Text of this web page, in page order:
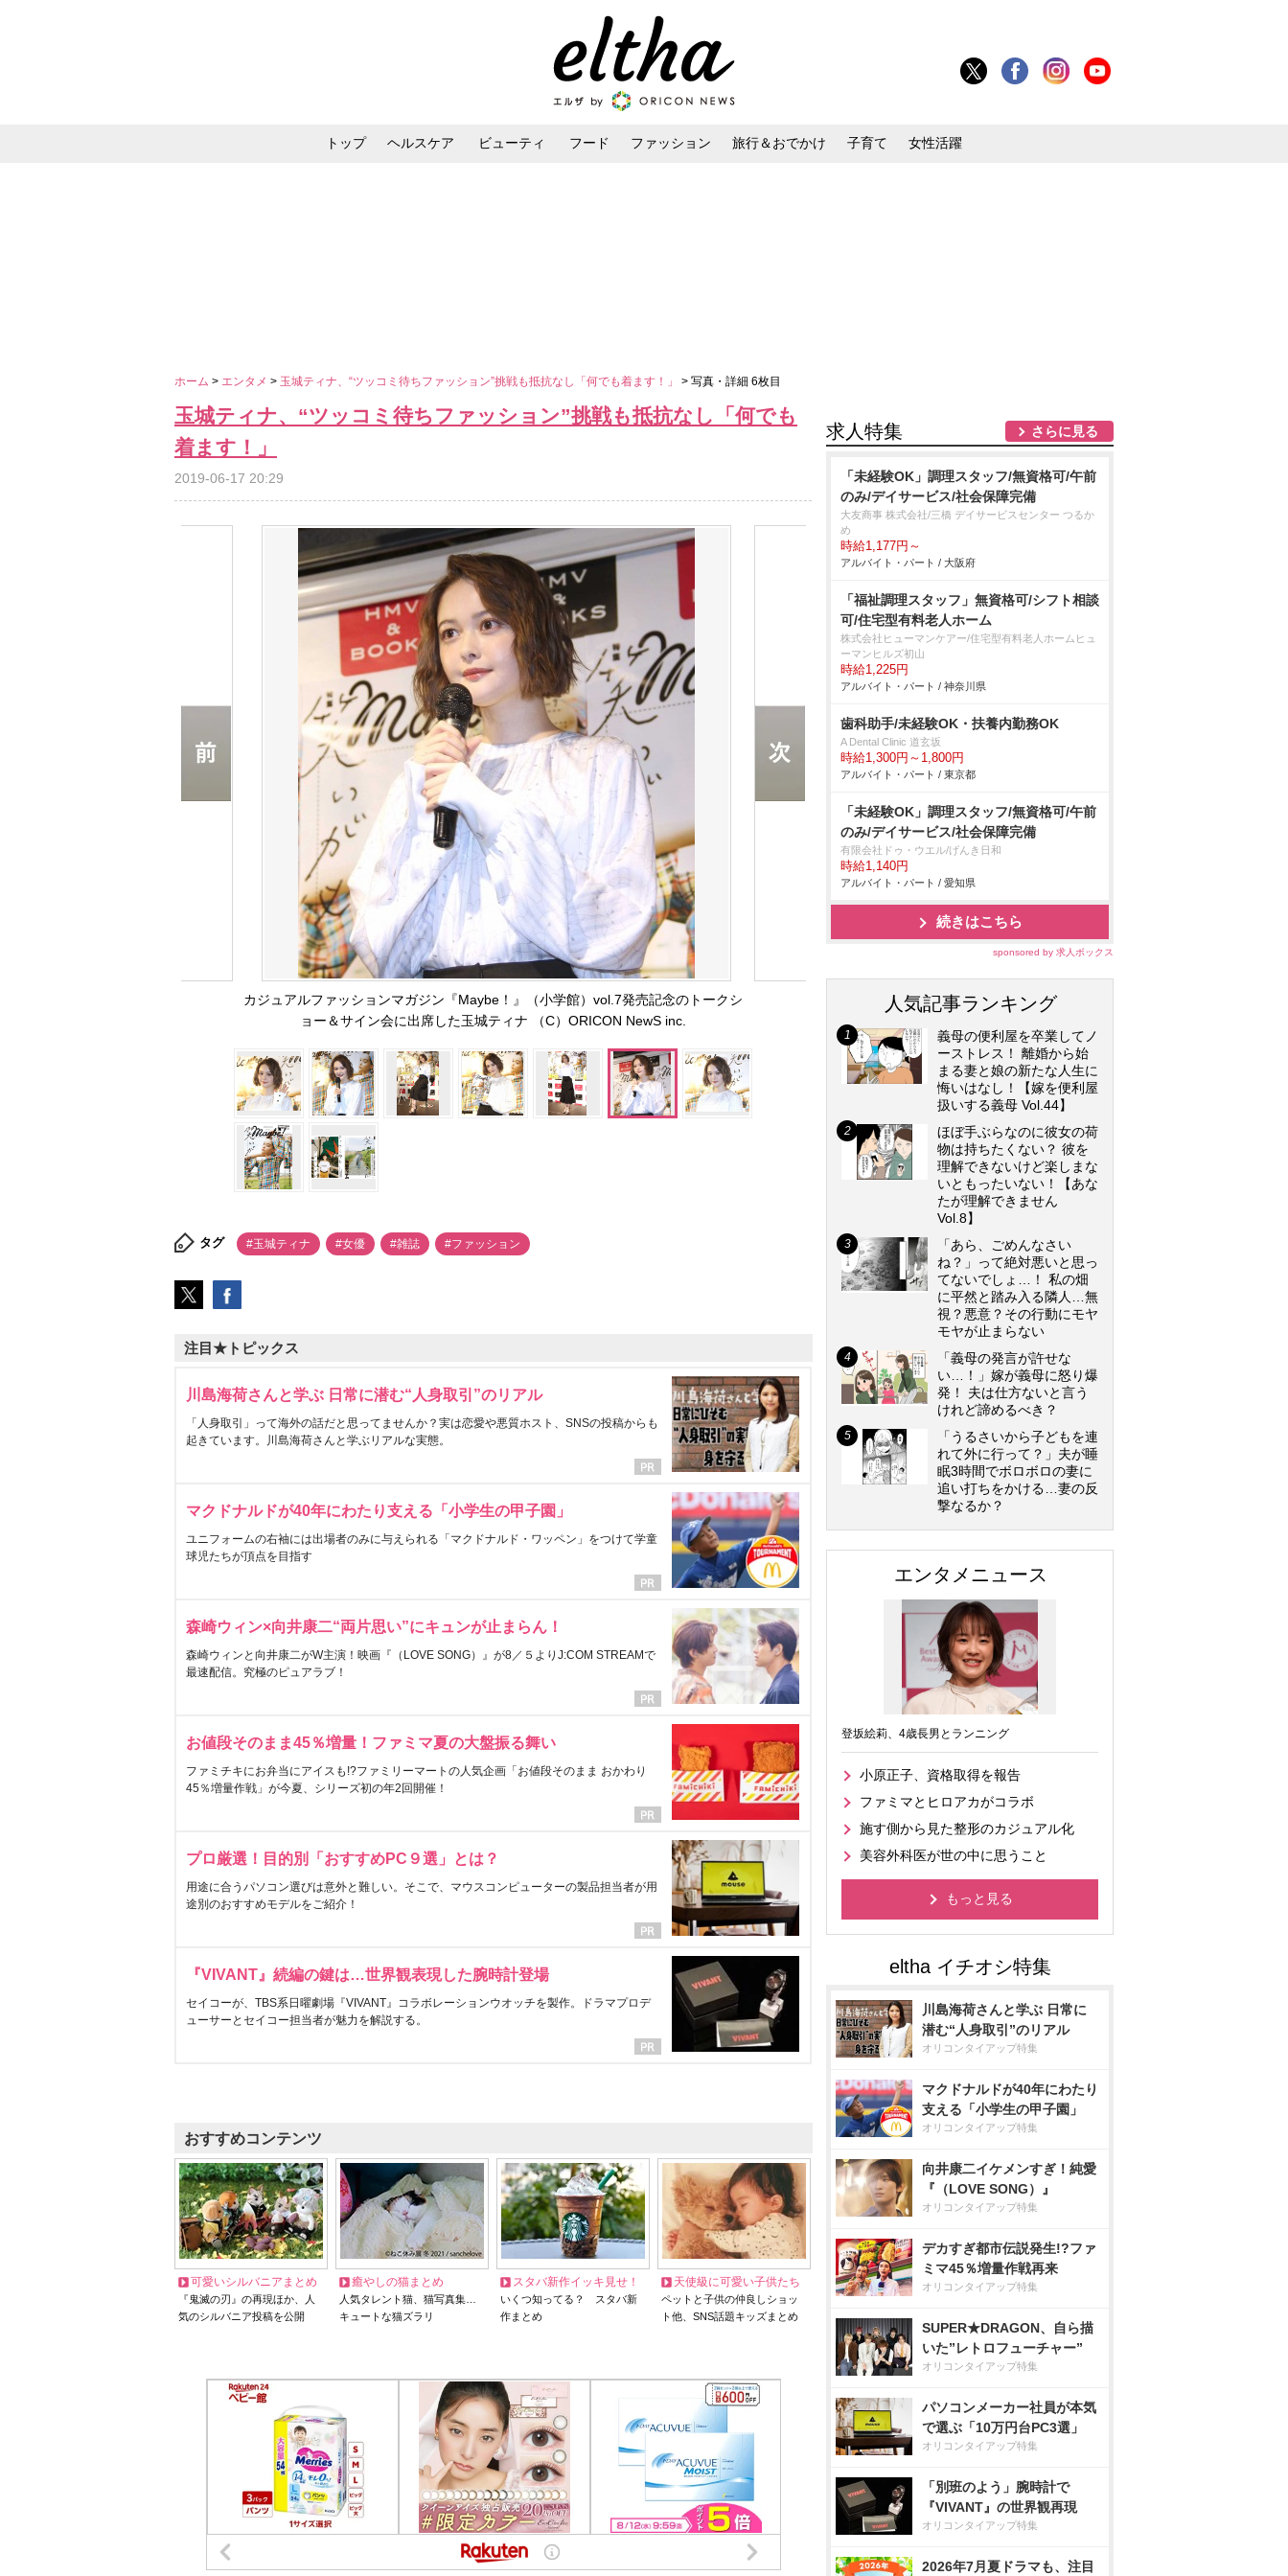
トップ ヘルスケア ビューティ フード ファッション 旅行＆おでかけ 子育て 女性活躍
ホーム > エンタメ > 玉城ティナ、“ツッコミ待ちファッション”挑戦も抵抗なし「何でも着ます！」 > 写真・詳細 6枚目
玉城ティナ、“ツッコミ待ちファッション”挑戦も抵抗なし「何でも
着ます！」
2019-06-17 20:29
カジュアルファッションマガジン『Maybe！』（小学館）vol.7発売記念のトークシ
ョー＆サイン会に出席した玉城ティナ （C）ORICON NewS inc.
タグ #玉城ティナ #女優 #雑誌 #ファッション
注目★トピックス
川島海荷さんと学ぶ 日常に潜む“人身取引”のリアル
「人身取引」って海外の話だと思ってませんか？実は恋愛や悪質ホスト、SNSの投稿からも
起きています。川島海荷さんと学ぶリアルな実態。
マクドナルドが40年にわたり支える「小学生の甲子園」
ユニフォームの右袖には出場者のみに与えられる「マクドナルド・ワッペン」をつけて学童
球児たちが頂点を目指す
森崎ウィン×向井康二“両片思い”にキュンが止まらん！
森崎ウィンと向井康二がW主演！映画『（LOVE SONG）』が8／５よりJ:COM STREAMで
最速配信。究極のピュアラブ！
お値段そのまま45％増量！ファミマ夏の大盤振る舞い
ファミチキにお弁当にアイスも!?ファミリーマートの人気企画「お値段そのまま おかわり
45％増量作戦」が今夏、シリーズ初の年2回開催！
プロ厳選！目的別「おすすめPC９選」とは？
用途に合うパソコン選びは意外と難しい。そこで、マウスコンピューターの製品担当者が用
途別のおすすめモデルをご紹介！
『VIVANT』続編の鍵は…世界観表現した腕時計登場
セイコーが、TBS系日曜劇場『VIVANT』コラボレーションウオッチを製作。ドラマプロデ
ューサーとセイコー担当者が魅力を解説する。
おすすめコンテンツ
可愛いシルバニアまとめ
『鬼滅の刃』の再現ほか、人
気のシルバニア投稿を公開
癒やしの猫まとめ
人気タレント猫、猫写真集…
キュートな猫ズラリ
スタバ新作イッキ見せ！
いくつ知ってる？ スタバ新
作まとめ
天使級に可愛い子供たち
ペットと子供の仲良しショッ
ト他、SNS話題キッズまとめ
求人特集 さらに見る
「未経験OK」調理スタッフ/無資格可/午前
のみ/デイサービス/社会保障完備
大友商事 株式会社/三橋 デイサービスセンター つるか
め
時給1,177円～
アルバイト・パート / 大阪府
「福祉調理スタッフ」無資格可/シフト相談
可/住宅型有料老人ホーム
株式会社ヒューマンケアー/住宅型有料老人ホームヒュ
ーマンヒルズ初山
時給1,225円
アルバイト・パート / 神奈川県
歯科助手/未経験OK・扶養内勤務OK
A Dental Clinic 道玄坂
時給1,300円～1,800円
アルバイト・パート / 東京都
「未経験OK」調理スタッフ/無資格可/午前
のみ/デイサービス/社会保障完備
有限会社ドゥ・ウエル/げんき日和
時給1,140円
アルバイト・パート / 愛知県
続きはこちら
sponsored by 求人ボックス
人気記事ランキング
義母の便利屋を卒業してノ
ーストレス！ 離婚から始
まる妻と娘の新たな人生に
悔いはなし！【嫁を便利屋
扱いする義母 Vol.44】
ほぼ手ぶらなのに彼女の荷
物は持ちたくない？ 彼を
理解できないけど楽しまな
いともったいない！【あな
たが理解できません
Vol.8】
「あら、ごめんなさい
ね？」って絶対悪いと思っ
てないでしょ…！ 私の畑
に平然と踏み入る隣人…無
視？悪意？その行動にモヤ
モヤが止まらない
「義母の発言が許せな
い…！」嫁が義母に怒り爆
発！ 夫は仕方ないと言う
けれど諦めるべき？
「うるさいから子どもを連
れて外に行って？」夫が睡
眠3時間でボロボロの妻に
追い打ちをかける…妻の反
撃なるか？
エンタメニュース
登坂絵莉、4歳長男とランニング
小原正子、資格取得を報告
ファミマとヒロアカがコラボ
施す側から見た整形のカジュアル化
美容外科医が世の中に思うこと
もっと見る
川島海荷さんと学ぶ 日常に
潜む“人身取引”のリアル
オリコンタイアップ特集
マクドナルドが40年にわたり
支える「小学生の甲子園」
オリコンタイアップ特集
向井康二イケメンすぎ！純愛
『（LOVE SONG）』
オリコンタイアップ特集
デカすぎ都市伝説発生!?ファ
ミマ45％増量作戦再来
オリコンタイアップ特集
SUPER★DRAGON、自ら描
いた”レトロフューチャー”
オリコンタイアップ特集
パソコンメーカー社員が本気
で選ぶ「10万円台PC3選」
オリコンタイアップ特集
「別班のよう」腕時計で
『VIVANT』の世界観再現
オリコンタイアップ特集
2026年7月夏ドラマも、注目